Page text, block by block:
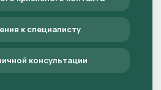
к специалисту
консультации